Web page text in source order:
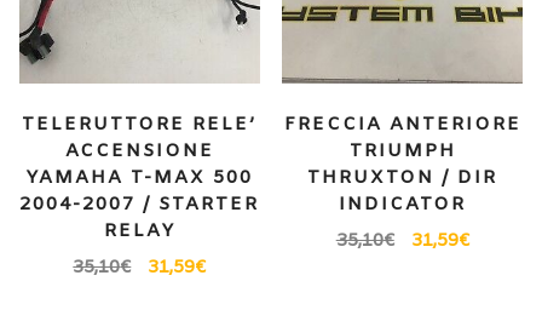
TELERUTTORE RELE’
ACCENSIONE
YAMAHA T-MAX 500
2004-2007 / STARTER
RELAY
35,10€ 31,59€
FRECCIA ANTERIORE
TRIUMPH
THRUXTON / DIR
INDICATOR
35,10€ 31,59€